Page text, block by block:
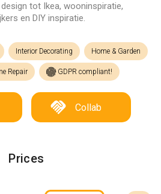
tot Ikea, wooninspiratie,
en DIY inspiratie.
Interior Decorating Home & Garden
Repair GDPR compliant!
Collab
Prices